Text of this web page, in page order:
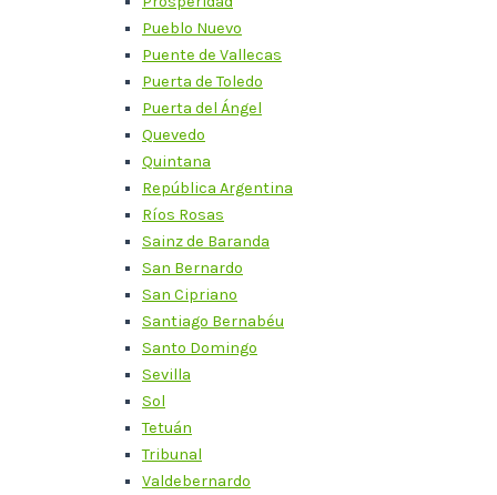
Pueblo Nuevo
Puente de Vallecas
Puerta de Toledo
Puerta del Ángel
Quevedo
Quintana
República Argentina
Ríos Rosas
Sainz de Baranda
San Bernardo
San Cipriano
Santiago Bernabéu
Santo Domingo
Sevilla
Sol
Tetuán
Tribunal
Valdebernardo